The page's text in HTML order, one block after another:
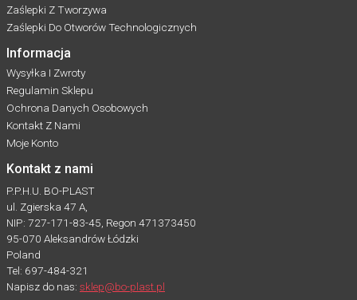
Zaślepki Z Tworzywa
Zaślepki Do Otworów Technologicznych
Informacja
Wysyłka I Zwroty
Regulamin Sklepu
Ochrona Danych Osobowych
Kontakt Z Nami
Moje Konto
Kontakt z nami
P.P.H.U. BO-PLAST
ul. Zgierska 47 A,
NIP: 727-171-83-45, Regon 471373450
95-070 Aleksandrów Łódzki
Poland
Tel: 697-484-321
Napisz do nas: sklep@bo-plast.pl